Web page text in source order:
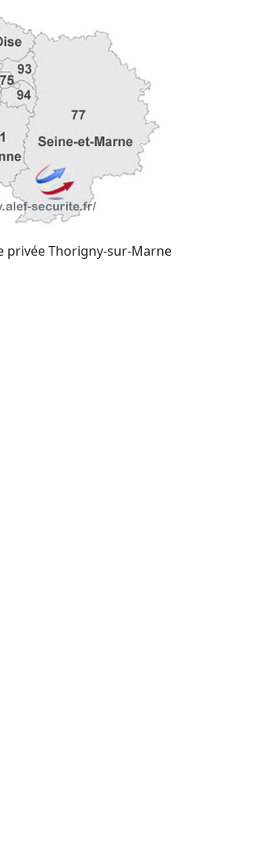
privée Thorigny-sur-Marne